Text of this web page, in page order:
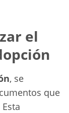
el
, se
que